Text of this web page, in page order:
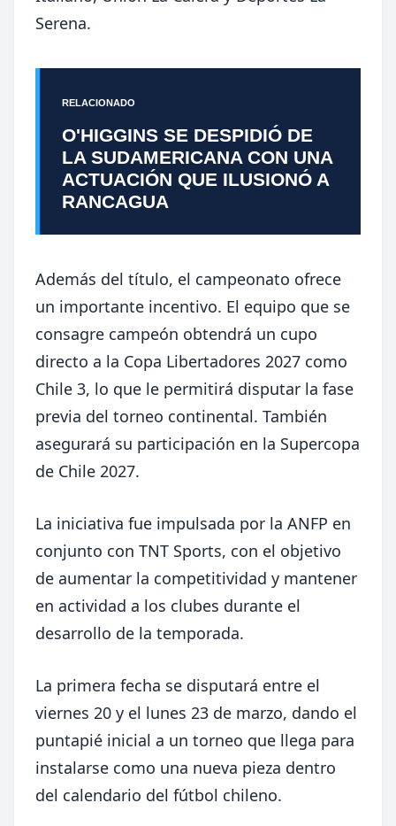
Serena.
RELACIONADO
O'HIGGINS SE DESPIDIÓ DE
LA SUDAMERICANA CON UNA
ACTUACIÓN QUE ILUSIONÓ A
RANCAGUA
Además del título, el campeonato ofrece
un importante incentivo. El equipo que se
consagre campeón obtendrá un cupo
directo a la Copa Libertadores 2027 como
Chile 3, lo que le permitirá disputar la fase
previa del torneo continental. También
asegurará su participación en la Supercopa
de Chile 2027.
La iniciativa fue impulsada por la ANFP en
conjunto con TNT Sports, con el objetivo
de aumentar la competitividad y mantener
en actividad a los clubes durante el
desarrollo de la temporada.
La primera fecha se disputará entre el
viernes 20 y el lunes 23 de marzo, dando el
puntapié inicial a un torneo que llega para
instalarse como una nueva pieza dentro
del calendario del fútbol chileno.